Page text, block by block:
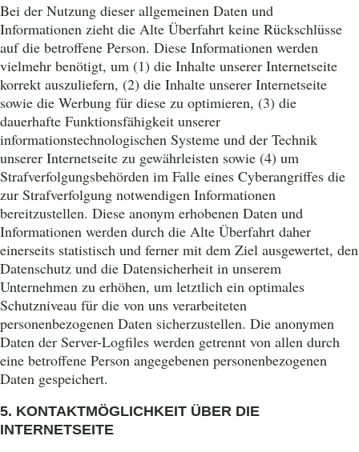
Bei der Nutzung dieser allgemeinen Daten und
Informationen zieht die Alte Überfahrt keine Rückschlüsse
auf die betroffene Person. Diese Informationen werden
vielmehr benötigt, um (1) die Inhalte unserer Internetseite
korrekt auszuliefern, (2) die Inhalte unserer Internetseite
sowie die Werbung für diese zu optimieren, (3) die
dauerhafte Funktionsfähigkeit unserer
informationstechnologischen Systeme und der Technik
unserer Internetseite zu gewährleisten sowie (4) um
Strafverfolgungsbehörden im Falle eines Cyberangriffes die
zur Strafverfolgung notwendigen Informationen
bereitzustellen. Diese anonym erhobenen Daten und
Informationen werden durch die Alte Überfahrt daher
einerseits statistisch und ferner mit dem Ziel ausgewertet, den
Datenschutz und die Datensicherheit in unserem
Unternehmen zu erhöhen, um letztlich ein optimales
Schutzniveau für die von uns verarbeiteten
personenbezogenen Daten sicherzustellen. Die anonymen
Daten der Server-Logfiles werden getrennt von allen durch
eine betroffene Person angegebenen personenbezogenen
Daten gespeichert.
5. KONTAKTMÖGLICHKEIT ÜBER DIE
INTERNETSEITE